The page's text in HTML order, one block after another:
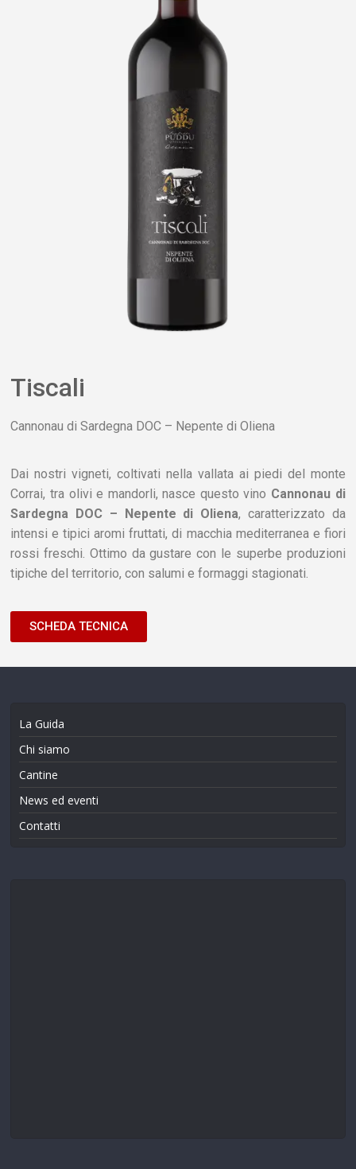
Tiscali
Cannonau di Sardegna DOC – Nepente di Oliena
Dai nostri vigneti, coltivati nella vallata ai piedi del monte
Corrai, tra olivi e mandorli, nasce questo vino Cannonau di
Sardegna DOC – Nepente di Oliena, caratterizzato da
intensi e tipici aromi fruttati, di macchia mediterranea e fiori
rossi freschi. Ottimo da gustare con le superbe produzioni
tipiche del territorio, con salumi e formaggi stagionati.
SCHEDA TECNICA
La Guida
Chi siamo
Cantine
News ed eventi
Contatti